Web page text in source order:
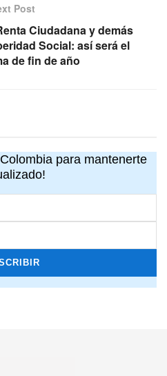
Post
Ciudadana y demás
Social: así será el
de fin de año
para mantenerte